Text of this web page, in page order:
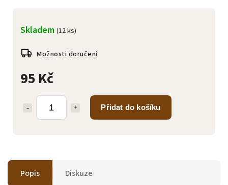
95 Kč
Přidat do košíku
Skladem (12 ks)
Možnosti doručení
Popis Diskuze